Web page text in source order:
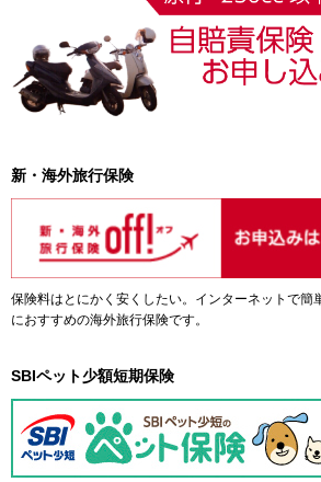
新・海外旅行保険
保険料はとにかく安くしたい。インターネットで簡
におすすめの海外旅行保険です。
SBIペット少額短期保険